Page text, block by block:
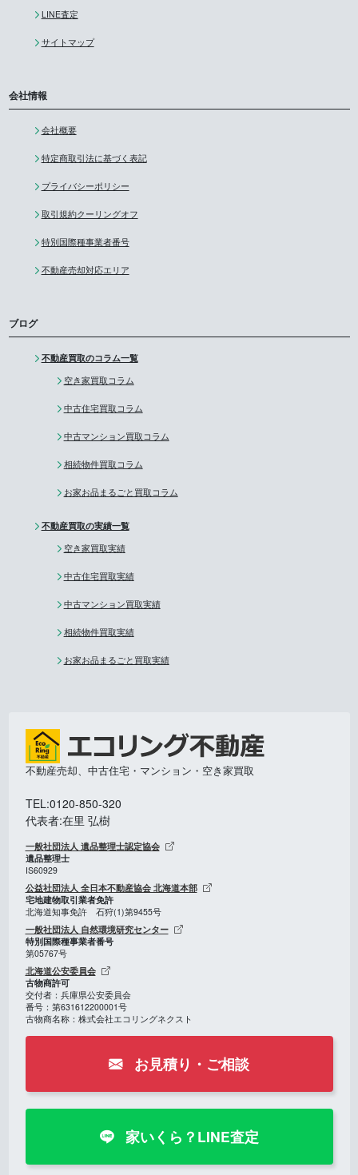
LINE査定
サイトマップ
会社情報
会社概要
特定商取引法に基づく表記
プライバシーポリシー
取引規約クーリングオフ
特別国際種事業者番号
不動産売却対応エリア
ブログ
不動産買取のコラム一覧
空き家買取コラム
中古住宅買取コラム
中古マンション買取コラム
相続物件買取コラム
お家お品まるごと買取コラム
不動産買取の実績一覧
空き家買取実績
中古住宅買取実績
中古マンション買取実績
相続物件買取実績
お家お品まるごと買取実績
不動産売却、中古住宅・マンション・空き家買取
TEL:0120-850-320
代表者:在里 弘樹
一般社団法人 遺品整理士認定協会
遺品整理士
IS60929
公益社団法人 全日本不動産協会 北海道本部
宅地建物取引業者免許
北海道知事免許 石狩(1)第9455号
一般社団法人 自然環境研究センター
特別国際種事業者番号
第05767号
北海道公安委員会
古物商許可
交付者：兵庫県公安委員会
番号：第631612200001号
古物商名称：株式会社エコリングネクスト
お見積り・ご相談
家いくら？LINE査定